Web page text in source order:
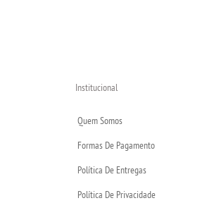
Institucional
Quem Somos
Formas De Pagamento
Política De Entregas
Política De Privacidade